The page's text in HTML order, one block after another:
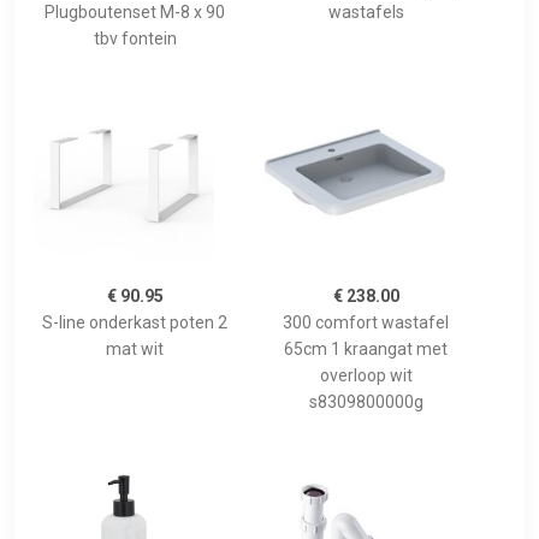
Plugboutenset M-8 x 90
tbv fontein
wastafels
€ 90.95
S-line onderkast poten 2
mat wit
€ 238.00
300 comfort wastafel
65cm 1 kraangat met
overloop wit
s8309800000g